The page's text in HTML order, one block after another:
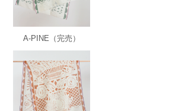
A-PINE（完売）